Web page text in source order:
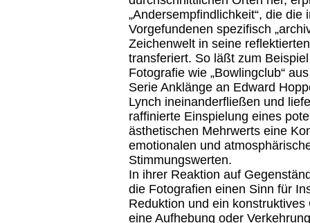
„Andersempfindlichkeit“, die die
Vorgefundenen spezifisch
Zeichenwelt in seine
transferiert. So läßt zum
Fotografie wie „Bowlingclub“
Serie Anklänge an Edward
Lynch ineinanderfließen und
raffinierte Einspielung eines
ästhetischen Mehrwerts eine
emotionalen und
Stimmungswerten.
In ihrer Reaktion auf
die Fotografien einen Sinn für
Reduktion und ein konstruktives
eine Aufhebung oder